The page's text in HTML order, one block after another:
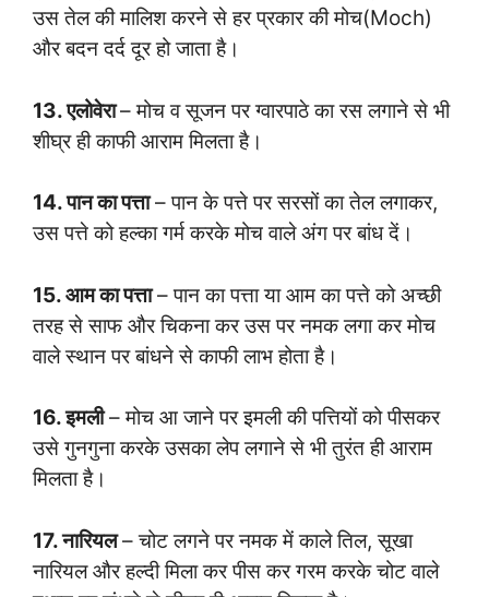
उस तेल की मालिश करने से हर प्रकार की मोच(Moch)
और बदन दर्द दूर हो जाता है।
13. एलोवेरा– मोच व सूजन पर ग्वारपाठे का रस लगाने से भी
शीघ्र ही काफी आराम मिलता है।
14. पान का पत्ता– पान के पत्ते पर सरसों का तेल लगाकर,
उस पत्ते को हल्का गर्म करके मोच वाले अंग पर बांध दें।
15. आम का पत्ता– पान का पत्ता या आम का पत्ते को अच्छी
तरह से साफ और चिकना कर उस पर नमक लगा कर मोच
वाले स्थान पर बांधने से काफी लाभ होता है।
16. इमली– मोच आ जाने पर इमली की पत्तियों को पीसकर
उसे गुनगुना करके उसका लेप लगाने से भी तुरंत ही आराम
मिलता है।
17. नारियल– चोट लगने पर नमक में काले तिल, सूखा
नारियल और हल्दी मिला कर पीस कर गरम करके चोट वाले